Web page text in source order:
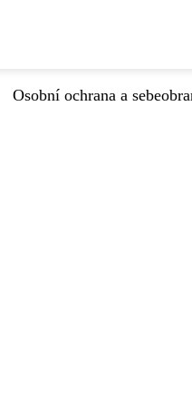
Osobní ochrana a